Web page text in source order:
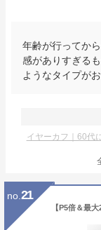
年齢が行ってか
感がありすぎる
ようなタイプが
イヤーカフ｜60代
no. 21